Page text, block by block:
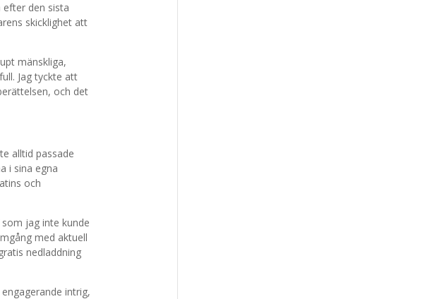
den sista
skicklighet att
mänskliga,
Jag tyckte att
och det
alltid passade
i sina egna
och
jag inte kunde
med aktuell
nedladdning
intrig,